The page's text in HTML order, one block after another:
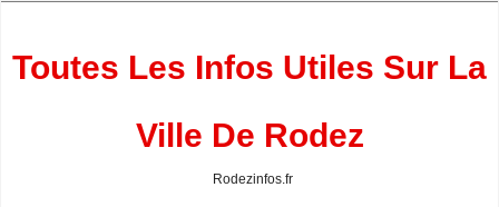
Toutes Les Infos Utiles Sur La
Ville De Rodez
Rodezinfos.fr